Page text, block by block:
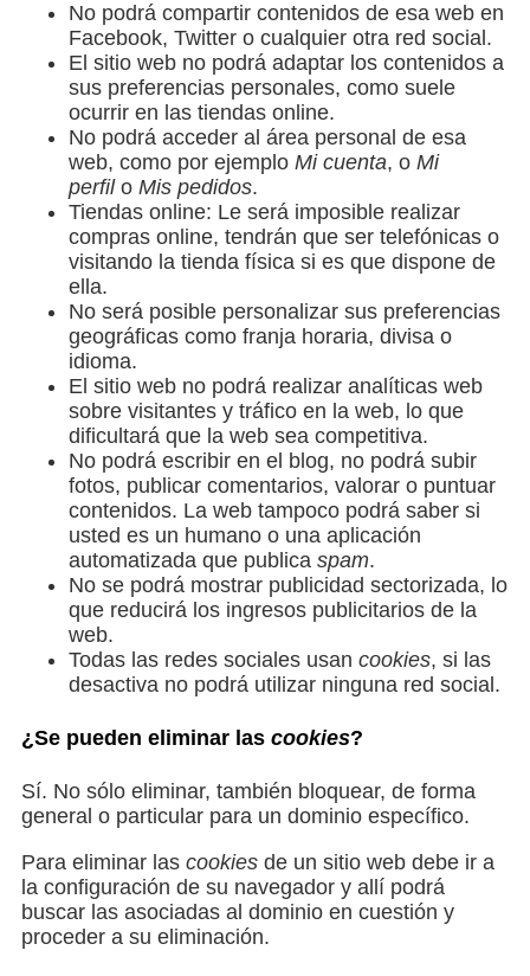
No podrá compartir contenidos de esa web en
Facebook, Twitter o cualquier otra red social.
El sitio web no podrá adaptar los contenidos a
sus preferencias personales, como suele
ocurrir en las tiendas online.
No podrá acceder al área personal de esa
web, como por ejemplo Mi cuenta, o Mi
perfilo Mis pedidos.
Tiendas online: Le será imposible realizar
compras online, tendrán que ser telefónicas o
visitando la tienda física si es que dispone de
ella.
No será posible personalizar sus preferencias
geográficas como franja horaria, divisa o
idioma.
El sitio web no podrá realizar analíticas web
sobre visitantes y tráfico en la web, lo que
dificultará que la web sea competitiva.
No podrá escribir en el blog, no podrá subir
fotos, publicar comentarios, valorar o puntuar
contenidos. La web tampoco podrá saber si
usted es un humano o una aplicación
automatizada que publica spam.
No se podrá mostrar publicidad sectorizada, lo
que reducirá los ingresos publicitarios de la
web.
Todas las redes sociales usan cookies, si las
desactiva no podrá utilizar ninguna red social.
¿Se pueden eliminar las cookies?
Sí. No sólo eliminar, también bloquear, de forma
general o particular para un dominio específico.
Para eliminar las cookies de un sitio web debe ir a
la configuración de su navegador y allí podrá
buscar las asociadas al dominio en cuestión y
proceder a su eliminación.